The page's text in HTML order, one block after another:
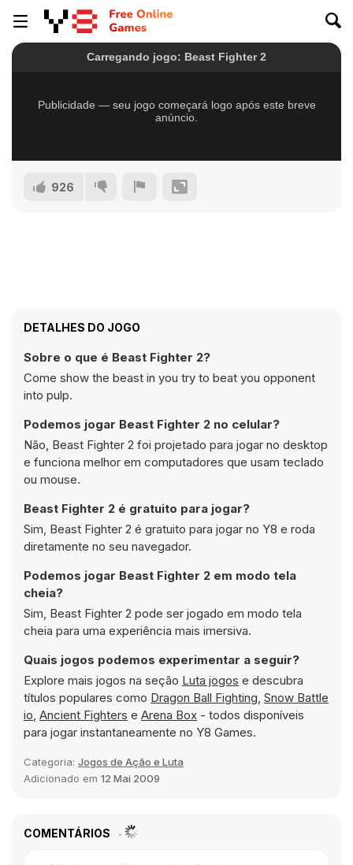
926
DETALHES DO JOGO
Sobre o que é Beast Fighter 2?
Come show the beast in you try to beat you opponent
into pulp.
Podemos jogar Beast Fighter 2 no celular?
Não, Beast Fighter 2 foi projetado para jogar no desktop
e funciona melhor em computadores que usam teclado
ou mouse.
Beast Fighter 2 é gratuito para jogar?
Sim, Beast Fighter 2 é gratuito para jogar no Y8 e roda
diretamente no seu navegador.
Podemos jogar Beast Fighter 2 em modo tela
cheia?
Sim, Beast Fighter 2 pode ser jogado em modo tela
cheia para uma experiência mais imersiva.
Quais jogos podemos experimentar a seguir?
Explore mais jogos na seção Luta jogos e descubra
títulos populares como Dragon Ball Fighting, Snow Battle
io, Ancient Fighters e Arena Box - todos disponíveis
para jogar instantaneamente no Y8 Games.
Categoria: Jogos de Ação e Luta
Adicionado em 12 Mai 2009
COMENTÁRIOS